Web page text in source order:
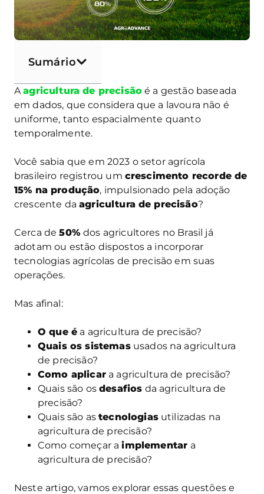
Sumário
Aagricultura de precisão é a gestão baseada
em dados, que considera que a lavoura não é
uniforme, tanto espacialmente quanto
temporalmente.
Você sabia que em 2023 o setor agrícola
brasileiro registrou um crescimento recorde de
15% na produção, impulsionado pela adoção
crescente daagricultura de precisão?
Cerca de50%dos agricultores no Brasil já
adotam ou estão dispostos a incorporar
tecnologias agrícolas de precisão em suas
operações.
Mas afinal:
O que é a agricultura de precisão?
Quais os sistemasusados na agricultura
de precisão?
Como aplicara agricultura de precisão?
Quais são osdesafios da agricultura de
precisão?
Quais são astecnologiasutilizadas na
agricultura de precisão?
Como começar aimplementar a
agricultura de precisão?
Neste artigo, vamos explorar essas questões e